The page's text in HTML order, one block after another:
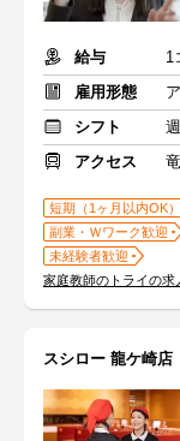
給与
1
雇用形態
シフト
アクセス
短期（1ヶ月以内OK）
副業・Ｗワーク歓迎
未経験者歓迎
家庭教師のトライの求
スシロー 龍ケ崎店